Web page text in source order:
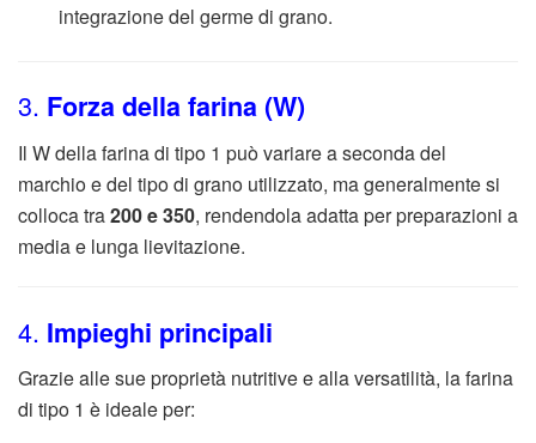
integrazione del germe di grano.
3. Forza della farina (W)
Il W della farina di tipo 1 può variare a seconda del
marchio e del tipo di grano utilizzato, ma generalmente si
colloca tra200 e 350, rendendola adatta per preparazioni a
media e lunga lievitazione.
4. Impieghi principali
Grazie alle sue proprietà nutritive e alla versatilità, la farina
di tipo 1 è ideale per: